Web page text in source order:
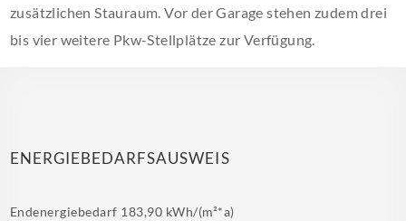
zusätzlichen Stauraum. Vor der Garage stehen zudem drei
bis vier weitere Pkw-Stellplätze zur Verfügung.
ENERGIEBEDARFSAUSWEIS
Endenergiebedarf 183,90 kWh/(m²*a)